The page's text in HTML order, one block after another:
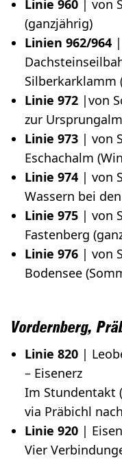
Linie 960 | von
(ganzjährig)
Linien 962/964
Silberkarklamm
Linie 972 |von
zur
Linie 973 | von
Eschachalm
Linie 974 | von
Wassern bei
Linie 975 | von
Fastenberg
Linie 976 | von
Bodensee
Vordernberg,
Linie 820 |
– Eisenerz
Im Stundentakt
via Präbichl
Linie 920 |
Vier